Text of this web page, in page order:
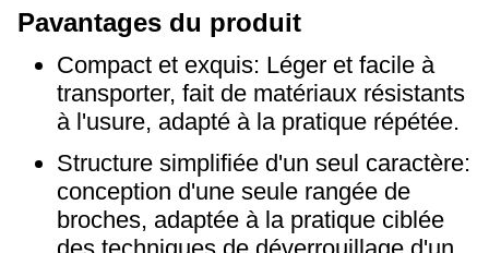
Pavantages du produit
Compact et exquis: Léger et facile à
transporter, fait de matériaux résistants
à l'usure, adapté à la pratique répétée.
Structure simplifiée d'un seul caractère:
conception d'une seule rangée de
broches, adaptée à la pratique ciblée